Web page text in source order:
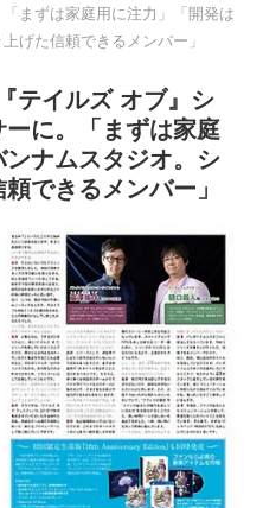
まずは家庭用に注力」「開発は
げた信頼できるメンバー」
テイルズ オブ』シ
に。「まずは家庭
ナムスタジオ。シ
できるメンバー」